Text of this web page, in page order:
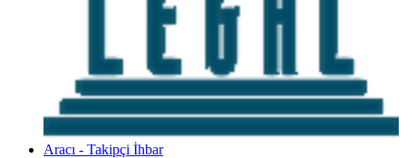
Aracı - Takipçi İhbar